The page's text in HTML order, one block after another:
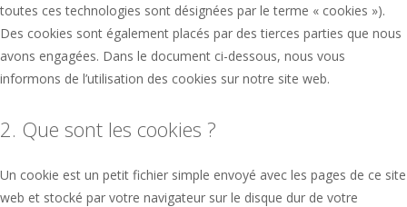
toutes ces technologies sont désignées par le terme « cookies »).
Des cookies sont également placés par des tierces parties que nous
avons engagées. Dans le document ci-dessous, nous vous
informons de l’utilisation des cookies sur notre site web.
2. Que sont les cookies ?
Un cookie est un petit fichier simple envoyé avec les pages de ce site
web et stocké par votre navigateur sur le disque dur de votre